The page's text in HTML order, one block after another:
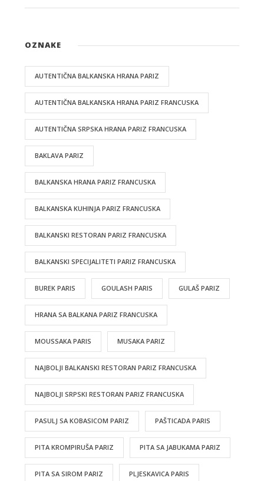
OZNAKE
AUTENTIČNA BALKANSKA HRANA PARIZ
AUTENTIČNA BALKANSKA HRANA PARIZ FRANCUSKA
AUTENTIČNA SRPSKA HRANA PARIZ FRANCUSKA
BAKLAVA PARIZ
BALKANSKA HRANA PARIZ FRANCUSKA
BALKANSKA KUHINJA PARIZ FRANCUSKA
BALKANSKI RESTORAN PARIZ FRANCUSKA
BALKANSKI SPECIJALITETI PARIZ FRANCUSKA
BUREK PARIS GOULASH PARIS GULAŠ PARIZ
HRANA SA BALKANA PARIZ FRANCUSKA
MOUSSAKA PARIS MUSAKA PARIZ
NAJBOLJI BALKANSKI RESTORAN PARIZ FRANCUSKA
NAJBOLJI SRPSKI RESTORAN PARIZ FRANCUSKA
PASULJ SA KOBASICOM PARIZ PAŠTICADA PARIS
PITA KROMPIRUŠA PARIZ PITA SA JABUKAMA PARIZ
PITA SA SIROM PARIZ PLJESKAVICA PARIS